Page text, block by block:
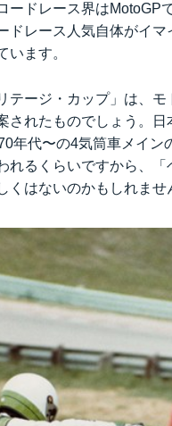
ードレース界はMotoGP
レース人気自体がイ
います。
テージ・カップ」は、
されたものでしょう。
年代〜の4気筒車メイン
れるくらいですから、
くはないのかもしれませ